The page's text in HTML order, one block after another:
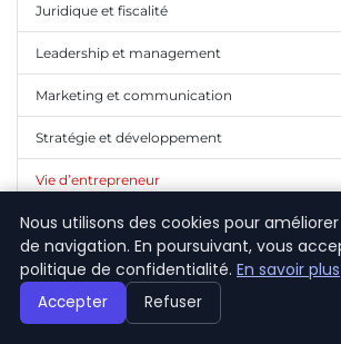
Juridique et fiscalité
Leadership et management
Marketing et communication
Stratégie et développement
Vie d’entrepreneur
Nous utilisons des cookies pour
de navigation. En poursuivant, vous
politique de confidentialité. En savoir plus
Accepter Refuser